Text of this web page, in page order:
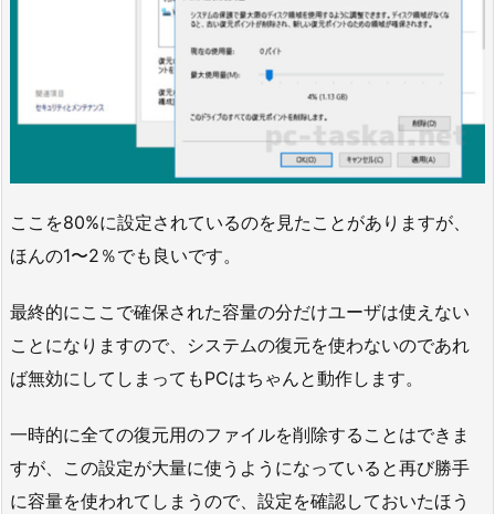
ここを80%に設定されているのを見たことがありますが、
ほんの1〜2％でも良いです。
最終的にここで確保された容量の分だけユーザは使えない
ことになりますので、システムの復元を使わないのであれ
ば無効にしてしまってもPCはちゃんと動作します。
一時的に全ての復元用のファイルを削除することはできま
すが、この設定が大量に使うようになっていると再び勝手
に容量を使われてしまうので、設定を確認しておいたほう